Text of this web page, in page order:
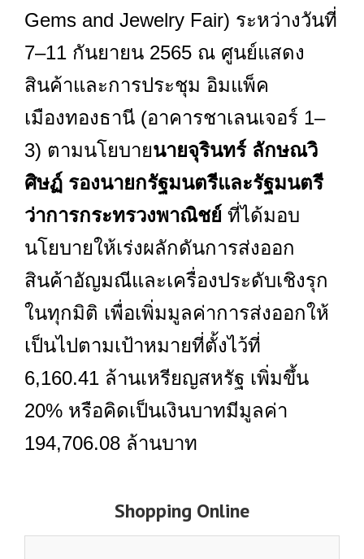
Gems and Jewelry Fair) ระหว่างวันที่
7–11 กันยายน 2565 ณ ศูนย์แสดง
สินค้าและการประชุม อิมแพ็ค
เมืองทองธานี (อาคารชาเลนเจอร์ 1–
3) ตามนโยบายนายจุรินทร์ ลักษณวิ
ศิษฏ์ รองนายกรัฐมนตรีและรัฐมนตรี
ว่าการกระทรวงพาณิชย์ ที่ได้มอบ
นโยบายให้เร่งผลักดันการส่งออก
สินค้าอัญมณีและเครื่องประดับเชิงรุก
ในทุกมิติ เพื่อเพิ่มมูลค่าการส่งออกให้
เป็นไปตามเป้าหมายที่ตั้งไว้ที่
6,160.41 ล้านเหรียญสหรัฐ เพิ่มขึ้น
20% หรือคิดเป็นเงินบาทมีมูลค่า
194,706.08 ล้านบาท
Shopping Online